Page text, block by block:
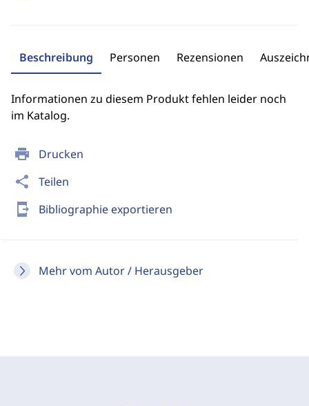
print Drucken
share Teilen
send_to_mobile Bibliographie exportieren
Mehr vom Autor / Herausgeber
Beschreibung Personen Rezensionen
Informationen zu diesem Produkt fehlen leider noch
im Katalog.